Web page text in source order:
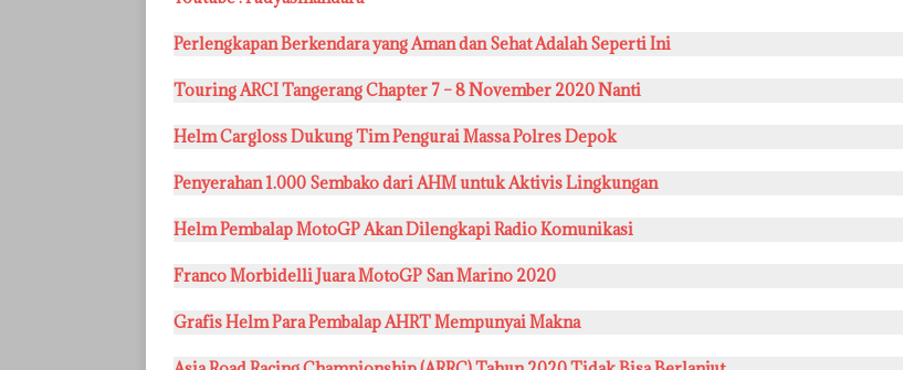
Perlengkapan Berkendara yang Aman dan Sehat Adalah Seperti Ini
Touring ARCI Tangerang Chapter 7 – 8 November 2020 Nanti
Helm Cargloss Dukung Tim Pengurai Massa Polres Depok
Penyerahan 1.000 Sembako dari AHM untuk Aktivis Lingkungan
Helm Pembalap MotoGP Akan Dilengkapi Radio Komunikasi
Franco Morbidelli Juara MotoGP San Marino 2020
Grafis Helm Para Pembalap AHRT Mempunyai Makna